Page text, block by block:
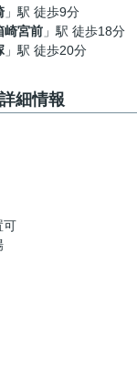
」駅 徒歩9分
崎宮前 」駅 徒歩18分
」駅 徒歩20分
細情報
可